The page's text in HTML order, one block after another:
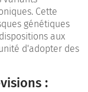
Cette
génétiques
aux
d'adopter des
: